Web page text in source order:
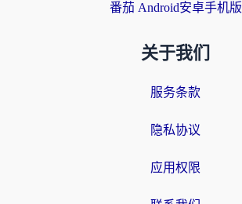
番茄 Android安卓手机版
关于我们
服务条款
隐私协议
应用权限